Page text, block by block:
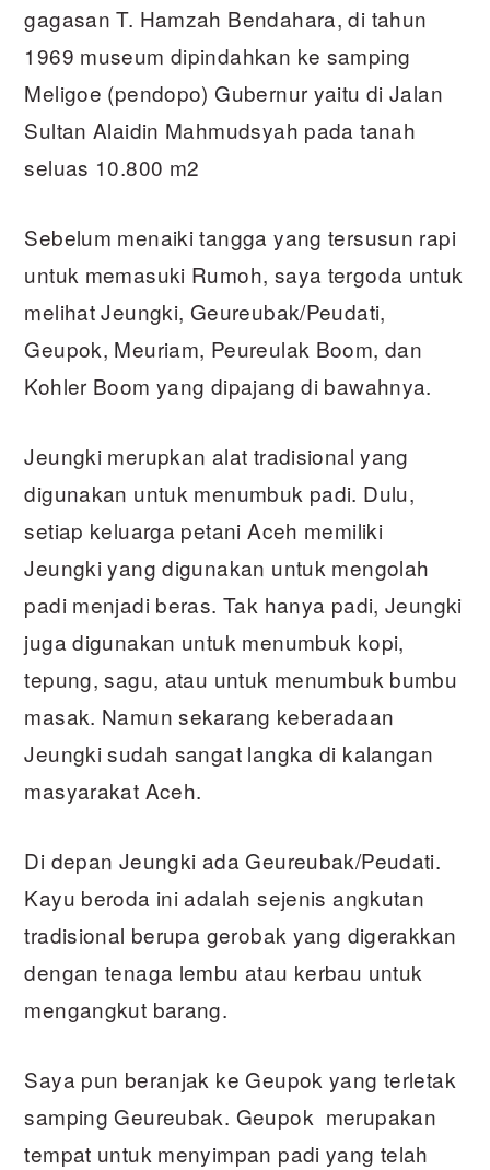
gagasan T. Hamzah Bendahara, di tahun
1969 museum dipindahkan ke samping
Meligoe (pendopo) Gubernur yaitu di Jalan
Sultan Alaidin Mahmudsyah pada tanah
seluas 10.800 m2
Sebelum menaiki tangga yang tersusun rapi
untuk memasuki Rumoh, saya tergoda untuk
melihat Jeungki, Geureubak/Peudati,
Geupok, Meuriam, Peureulak Boom, dan
Kohler Boom yang dipajang di bawahnya.
Jeungki merupkan alat tradisional yang
digunakan untuk menumbuk padi. Dulu,
setiap keluarga petani Aceh memiliki
Jeungki yang digunakan untuk mengolah
padi menjadi beras. Tak hanya padi, Jeungki
juga digunakan untuk menumbuk kopi,
tepung, sagu, atau untuk menumbuk bumbu
masak. Namun sekarang keberadaan
Jeungki sudah sangat langka di kalangan
masyarakat Aceh.
Di depan Jeungki ada Geureubak/Peudati.
Kayu beroda ini adalah sejenis angkutan
tradisional berupa gerobak yang digerakkan
dengan tenaga lembu atau kerbau untuk
mengangkut barang.
Saya pun beranjak ke Geupok yang terletak
samping Geureubak. Geupok merupakan
tempat untuk menyimpan padi yang telah